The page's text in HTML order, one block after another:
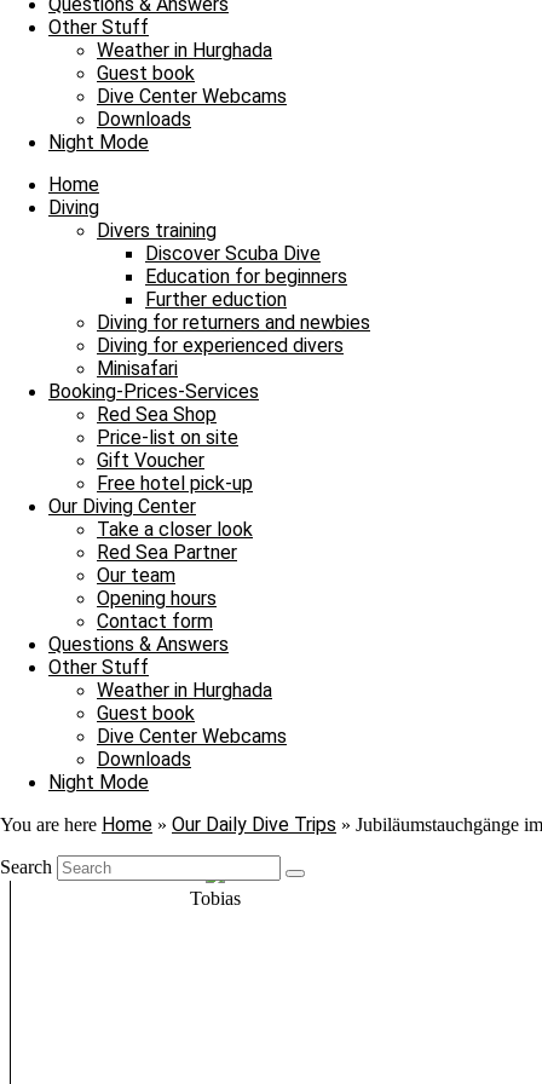
Other Stuff
Weather in Hurghada
Guest book
Dive Center Webcams
Downloads
Night Mode
Home
Diving
Divers training
Discover Scuba Dive
Education for beginners
Further eduction
Diving for returners and newbies
Diving for experienced divers
Minisafari
Booking-Prices-Services
Red Sea Shop
Price-list on site
Gift Voucher
Free hotel pick-up
Our Diving Center
Take a closer look
Red Sea Partner
Our team
Opening hours
Contact form
Questions & Answers
Other Stuff
Weather in Hurghada
Guest book
Dive Center Webcams
Downloads
Night Mode
You are here Home » Our Daily Dive Trips » Jubiläumstauchgänge
Search
Tobias